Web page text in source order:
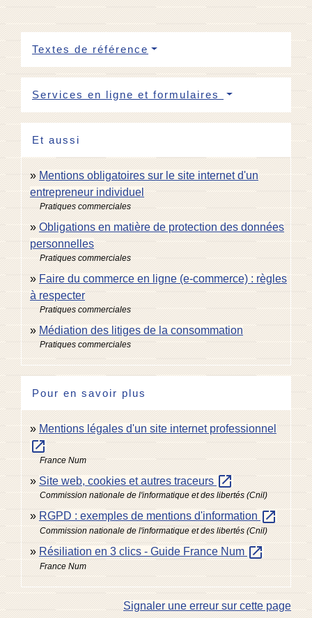
Textes de référence
Services en ligne et formulaires
Et aussi
Mentions obligatoires sur le site internet d'un
entrepreneur individuel
Pratiques commerciales
Obligations en matière de protection des données
personnelles
Pratiques commerciales
Faire du commerce en ligne (e-commerce) : règles
à respecter
Pratiques commerciales
Médiation des litiges de la consommation
Pratiques commerciales
Pour en savoir plus
Mentions légales d'un site internet professionnel
open_in_new
France Num
Site web, cookies et autres traceurs open_in_new
Commission nationale de l'informatique et des libertés (Cnil)
RGPD : exemples de mentions d'information open_in_new
Commission nationale de l'informatique et des libertés (Cnil)
Résiliation en 3 clics - Guide France Num open_in_new
France Num
Signaler une erreur sur cette page